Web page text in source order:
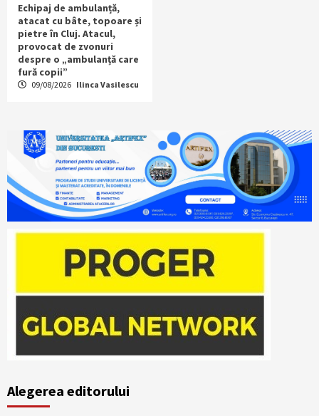
Echipaj de ambulanță,
atacat cu bâte, topoare și
pietre în Cluj. Atacul,
provocat de zvonuri
despre o „ambulanță care
fură copii”
09/08/2026 Ilinca Vasilescu
Alegerea editorului